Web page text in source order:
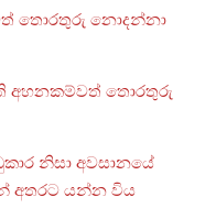
තොරතුරු නොදන්නා
අහනකම්වත් තොරතුරු
නිසා අවසානයේ
අතරට යන්න විය